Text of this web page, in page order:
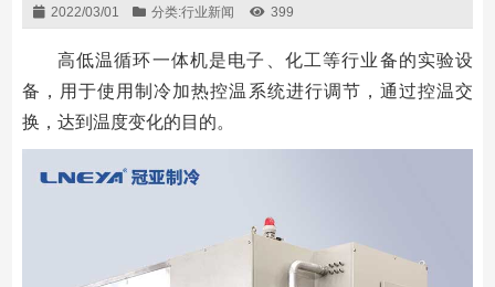
2022/03/01 分类:行业新闻 399
高低温循环一体机是电子、化工等行业备的实验设
备，用于使用制冷加热控温系统进行调节，通过控温交
换，达到温度变化的目的。